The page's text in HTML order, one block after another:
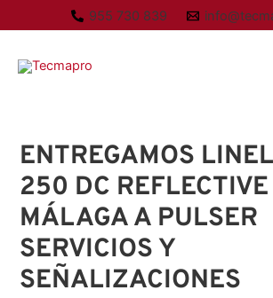
al
955 730 839
ENTREGAMOS
250 DC REFLECTIVE
MÁLAGA A PULSER
SERVICIOS Y
SEÑALIZACIONES
c
o
s